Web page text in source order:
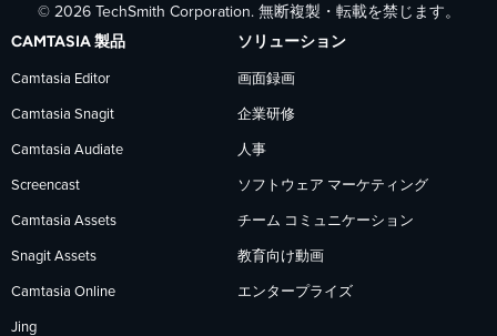
で
TechSmith
ォ
ロ
で
TechSmith
を
フ
ォ
ロ
で
TechSmith
フ
ォ
ロ
© 2026 TechSmith Corporation. 無断複製・転載を禁じます。
CAMTASIA 製品
Camtasia Editor
Camtasia Snagit
Camtasia Audiate
Screencast
Camtasia Assets
Snagit Assets
Camtasia Online
Jing
ソリューション
画面録画
企業研修
人事
ソフトウェア マーケティング
チーム コミュニケーション
教育向け動画
エンタープライズ